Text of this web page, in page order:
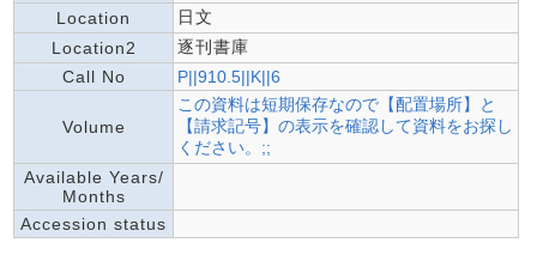
Location
日文
Location2
逐刊書庫
Call No
P||910.5||K||6
Volume
この資料は短期保存なので【配置場所】と
【請求記号】の表示を確認して資料をお探し
ください。;;
Available Years/
Months
Accession status